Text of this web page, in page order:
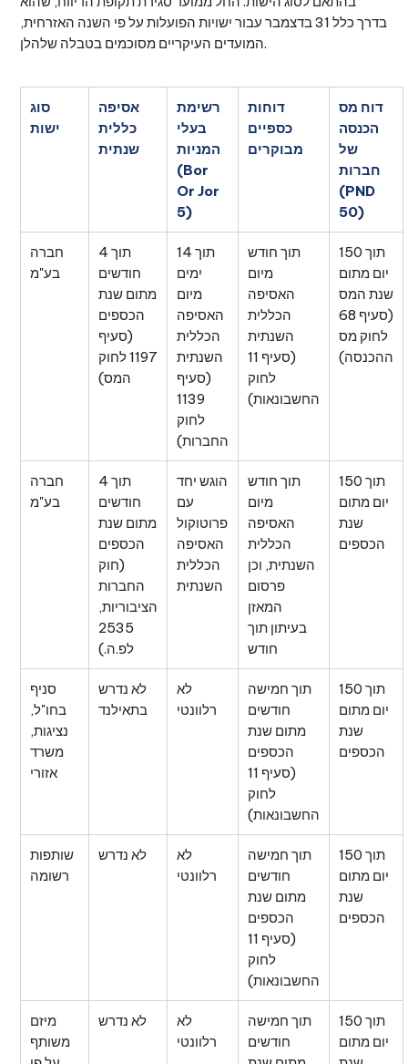
בדרך כלל 31 בדצמבר עבור ישויות הפועלות על פי השנה האזרחית,
המועדים העיקריים מסוכמים בטבלה שלהלן.
סוג
ישות
אסיפה
כללית
שנתית
רשימת
בעלי
המניות
(Bor
Or Jor
5)
דוחות
כספיים
מבוקרים
דוח מס
הכנסה
של
חברות
(PND
50)
חברה
בע"מ
תוך 4
חודשים
מתום שנת
הכספים
(סעיף
1197 לחוק
המס)
תוך 14
ימים
מיום
האסיפה
הכללית
השנתית
(סעיף
1139
לחוק
החברות)
תוך חודש
מיום
האסיפה
הכללית
השנתית
(סעיף 11
לחוק
החשבונאות)
תוך 150
יום מתום
שנת המס
(סעיף 68
לחוק מס
ההכנסה)
חברה
בע"מ
תוך 4
חודשים
מתום שנת
הכספים
(חוק
החברות
הציבוריות,
2535
לפ.ה.)
הוגש יחד
עם
פרוטוקול
האסיפה
הכללית
השנתית
תוך חודש
מיום
האסיפה
הכללית
השנתית, וכן
פרסום
המאזן
בעיתון תוך
חודש
תוך 150
יום מתום
שנת
הכספים
סניף
בחו"ל,
נציגות,
משרד
אזורי
לא נדרש
בתאילנד
לא
רלוונטי
תוך חמישה
חודשים
מתום שנת
הכספים
(סעיף 11
לחוק
החשבונאות)
תוך 150
יום מתום
שנת
הכספים
שותפות
רשומה
לא נדרש
לא
רלוונטי
תוך חמישה
חודשים
מתום שנת
הכספים
(סעיף 11
לחוק
החשבונאות)
תוך 150
יום מתום
שנת
הכספים
מיזם
משותף
לא נדרש
לא
רלוונטי
תוך חמישה
חודשים
תוך 150
יום מתום